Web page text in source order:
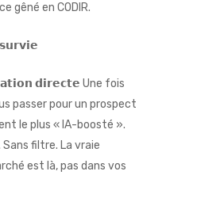
gêné en CODIR.
𝗱𝗶𝗿𝗲𝗰𝘁𝗲 Une fois
passer pour un prospect
le plus « IA-boosté ».
filtre. La vraie
est là, pas dans vos